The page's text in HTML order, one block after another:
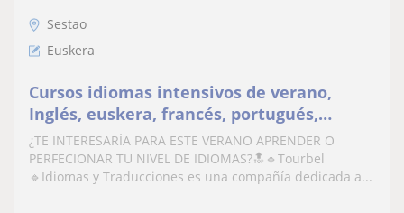
Sestao
Euskera
Cursos idiomas intensivos de verano,
Inglés, euskera, francés, portugués,
español 📚
¿TE INTERESARÍA PARA ESTE VERANO APRENDER O
PERFECIONAR TU NIVEL DE IDIOMAS?🔝🔹Tourbel
🔹Idiomas y Traducciones es una compañía dedicada a...